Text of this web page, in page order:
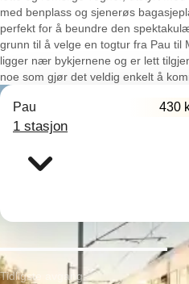
med benplass og sjenerøs
perfekt for å beundre den
grunn til å velge en togtur fra Pau til
ligger nær bykjernene og er lett
noe som gjør det veldig enkelt å
Pau 430
1 stasjon
Tidligste avgang: